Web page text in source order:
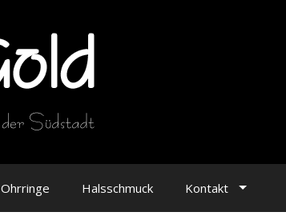
Ohrringe Halsschmuck Kontakt